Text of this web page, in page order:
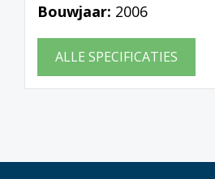
Bouwjaar: 2006
ALLE SPECIFICATIES